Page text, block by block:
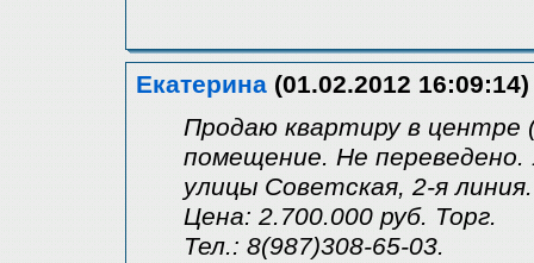
Екатерина (01.02.2012 16:09:14)
Продаю квартиру в центре
помещение. Не
улицы Советская, 2-я линия.
Цена: 2.700.000 руб. Торг.
Тел.: 8(987)308-65-03.